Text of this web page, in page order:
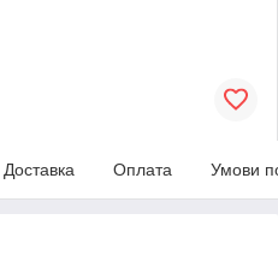
Доставка Оплата Умови